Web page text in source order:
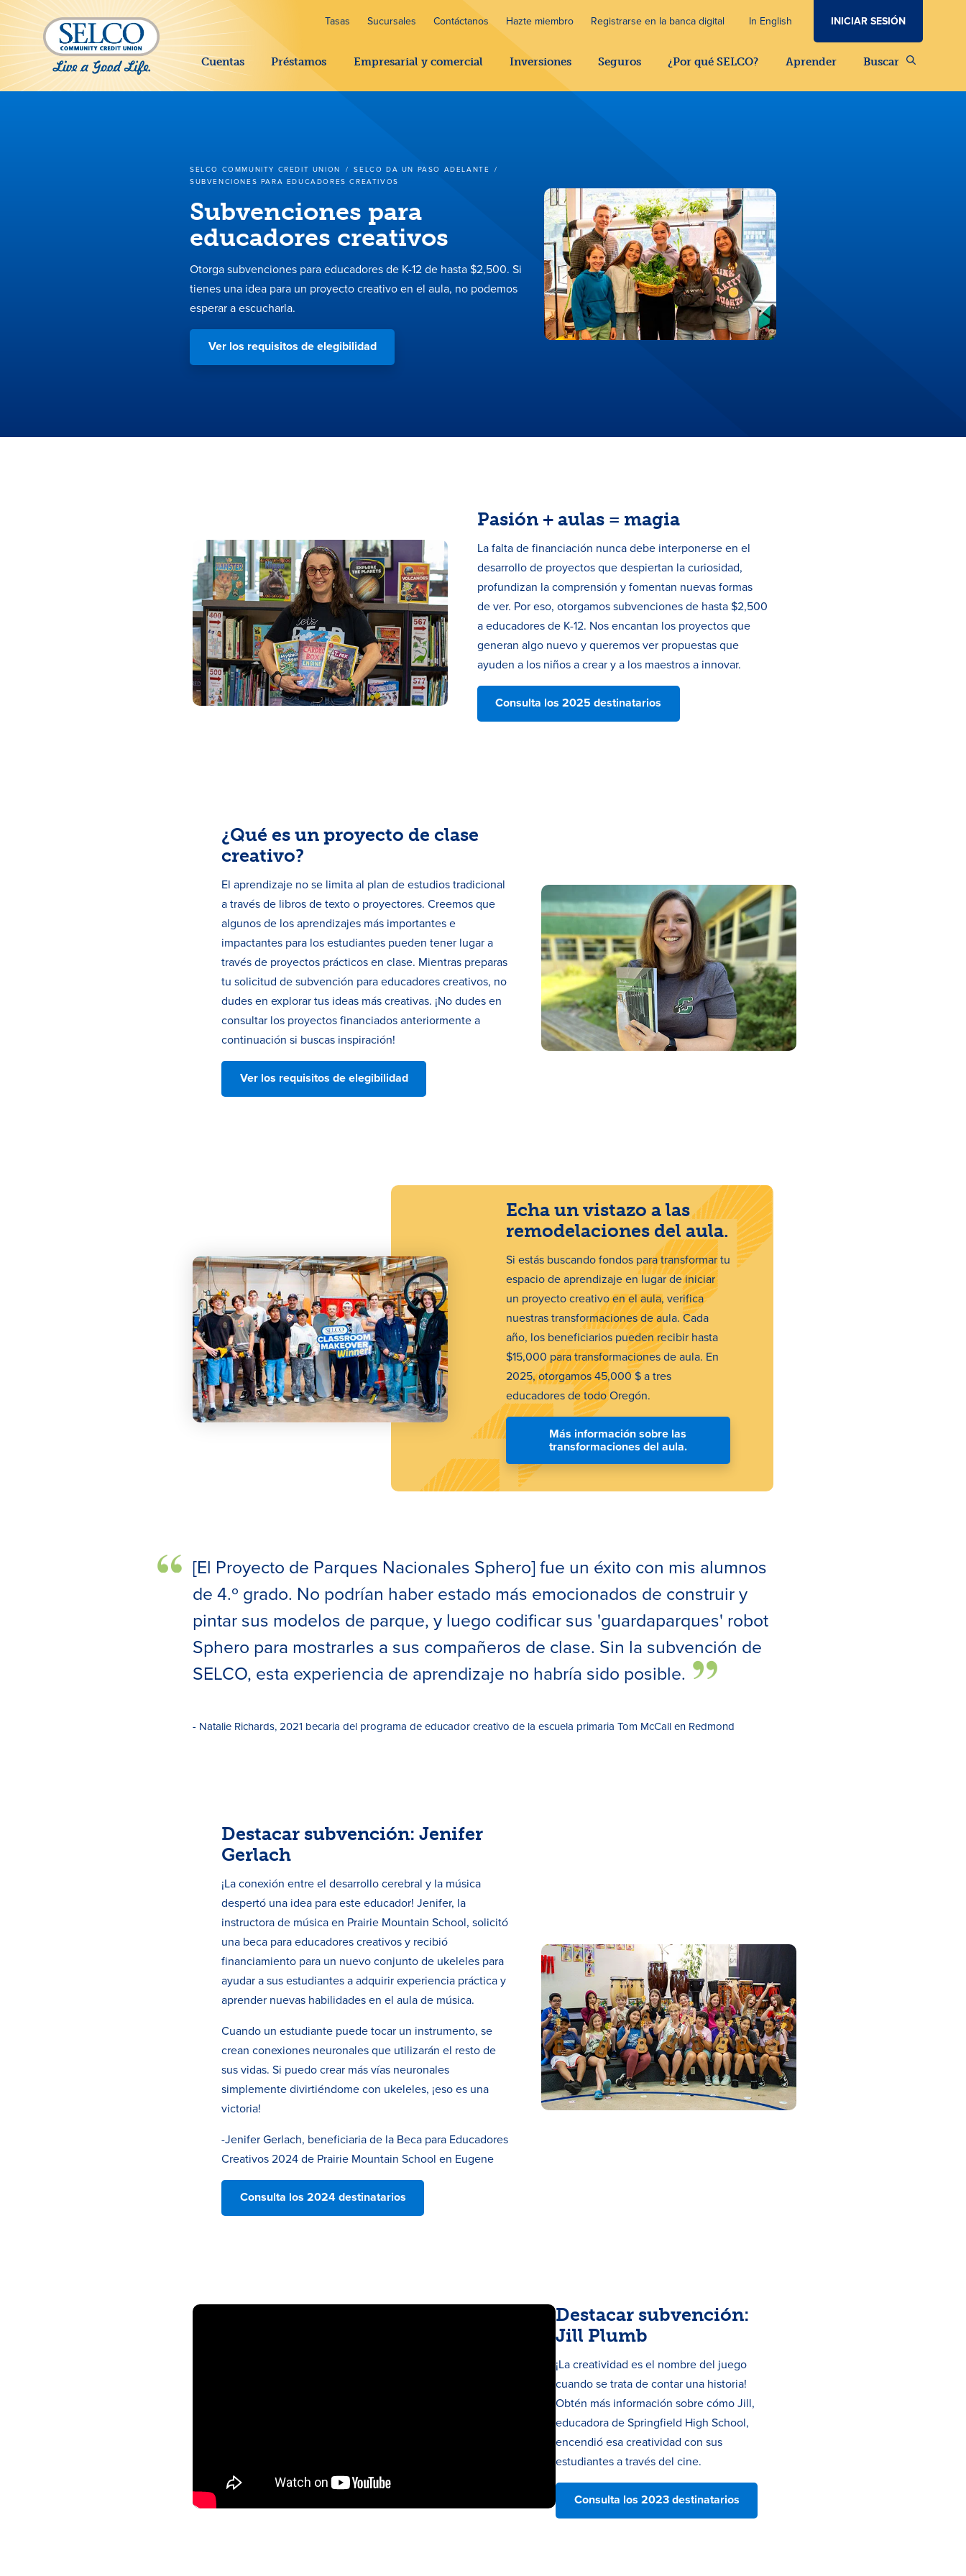
SALTAR AL CONTENIDO PRINCIPAL
Tasas Sucursales Contáctanos Hazte miembro Registrarse en la banca digital In English INICIAR SESIÓN
Cuentas Préstamos Empresarial y comercial Inversiones Seguros ¿Por qué SELCO? Aprender Buscar
SELCO COMMUNITY CREDIT UNION / SELCO DA UN PASO ADELANTE /
SUBVENCIONES PARA EDUCADORES CREATIVOS
Subvenciones para
educadores creativos
Otorga subvenciones para educadores de K-12 de hasta $2,500. Si
tienes una idea para un proyecto creativo en el aula, no podemos
esperar a escucharla.
Ver los requisitos de elegibilidad
Pasión + aulas = magia
La falta de financiación nunca debe interponerse en el
desarrollo de proyectos que despiertan la curiosidad,
profundizan la comprensión y fomentan nuevas formas
de ver. Por eso, otorgamos subvenciones de hasta $2,500
a educadores de K-12. Nos encantan los proyectos que
generan algo nuevo y queremos ver propuestas que
ayuden a los niños a crear y a los maestros a innovar.
Consulta los 2025 destinatarios
¿Qué es un proyecto de clase
creativo?
El aprendizaje no se limita al plan de estudios tradicional
a través de libros de texto o proyectores. Creemos que
algunos de los aprendizajes más importantes e
impactantes para los estudiantes pueden tener lugar a
través de proyectos prácticos en clase. Mientras preparas
tu solicitud de subvención para educadores creativos, no
dudes en explorar tus ideas más creativas. ¡No dudes en
consultar los proyectos financiados anteriormente a
continuación si buscas inspiración!
Ver los requisitos de elegibilidad
Echa un vistazo a las
remodelaciones del aula.
Si estás buscando fondos para transformar tu
espacio de aprendizaje en lugar de iniciar
un proyecto creativo en el aula, verifica
nuestras transformaciones de aula. Cada
año, los beneficiarios pueden recibir hasta
$15,000 para transformaciones de aula. En
2025, otorgamos 45,000 $ a tres
educadores de todo Oregón.
Más información sobre las
transformaciones del aula.
[El Proyecto de Parques Nacionales Sphero] fue un éxito con mis alumnos
de 4.º grado. No podrían haber estado más emocionados de construir y
pintar sus modelos de parque, y luego codificar sus 'guardaparques' robot
Sphero para mostrarles a sus compañeros de clase. Sin la subvención de
SELCO, esta experiencia de aprendizaje no habría sido posible.
- Natalie Richards, 2021 becaria del programa de educador creativo de la escuela primaria Tom McCall en Redmond
Destacar subvención: Jenifer
Gerlach
¡La conexión entre el desarrollo cerebral y la música
despertó una idea para este educador! Jenifer, la
instructora de música en Prairie Mountain School, solicitó
una beca para educadores creativos y recibió
financiamiento para un nuevo conjunto de ukeleles para
ayudar a sus estudiantes a adquirir experiencia práctica y
aprender nuevas habilidades en el aula de música.
Cuando un estudiante puede tocar un instrumento, se
crean conexiones neuronales que utilizarán el resto de
sus vidas. Si puedo crear más vías neuronales
simplemente divirtiéndome con ukeleles, ¡eso es una
victoria!
-Jenifer Gerlach, beneficiaria de la Beca para Educadores
Creativos 2024 de Prairie Mountain School en Eugene
Consulta los 2024 destinatarios
Destacar subvención:
Jill Plumb
¡La creatividad es el nombre del juego
cuando se trata de contar una historia!
Obtén más información sobre cómo Jill,
educadora de Springfield High School,
encendió esa creatividad con sus
estudiantes a través del cine.
Consulta los 2023 destinatarios